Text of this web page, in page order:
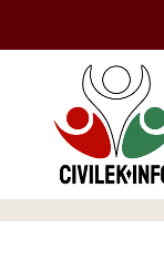
tartalomba